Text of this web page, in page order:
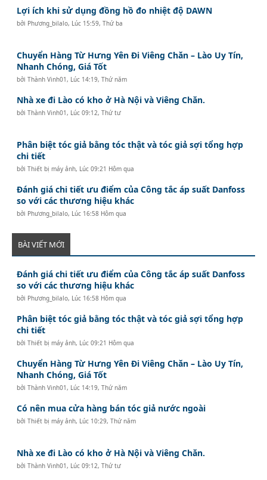
Lợi ích khi sử dụng đồng hồ đo nhiệt độ DAWN
bởi Phương_bilalo, Lúc 15:59, Thứ ba
Chuyển Hàng Từ Hưng Yên Đi Viêng Chăn – Lào Uy Tín,
Nhanh Chóng, Giá Tốt
bởiThành Vinh01 , Lúc 14:19, Thứ năm
Nhà xe đi Lào có kho ở Hà Nội và Viêng Chăn.
bởiThành Vinh01 , Lúc 09:12, Thứ tư
Phân biệt tóc giả bằng tóc thật và tóc giả sợi tổng hợp
chi tiết
bởiThiết bị máy ảnh, Lúc 09:21 Hôm qua
Đánh giá chi tiết ưu điểm của Công tắc áp suất Danfoss
so với các thương hiệu khác
bởi Phương_bilalo, Lúc 16:58 Hôm qua
BÀI VIẾT MỚI
Đánh giá chi tiết ưu điểm của Công tắc áp suất Danfoss
so với các thương hiệu khác
bởi Phương_bilalo, Lúc 16:58 Hôm qua
Phân biệt tóc giả bằng tóc thật và tóc giả sợi tổng hợp
chi tiết
bởiThiết bị máy ảnh, Lúc 09:21 Hôm qua
Chuyển Hàng Từ Hưng Yên Đi Viêng Chăn – Lào Uy Tín,
Nhanh Chóng, Giá Tốt
bởiThành Vinh01 , Lúc 14:19, Thứ năm
Có nên mua cửa hàng bán tóc giả nước ngoài
bởiThiết bị máy ảnh, Lúc 10:29, Thứ năm
Nhà xe đi Lào có kho ở Hà Nội và Viêng Chăn.
bởiThành Vinh01 , Lúc 09:12, Thứ tư